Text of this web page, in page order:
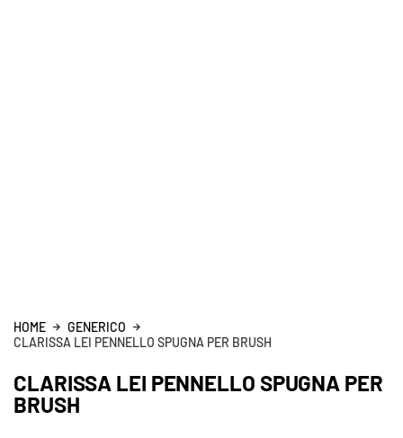
HOME
GENERICO
CLARISSA LEI PENNELLO SPUGNA PER BRUSH
CLARISSA LEI PENNELLO SPUGNA PER
BRUSH